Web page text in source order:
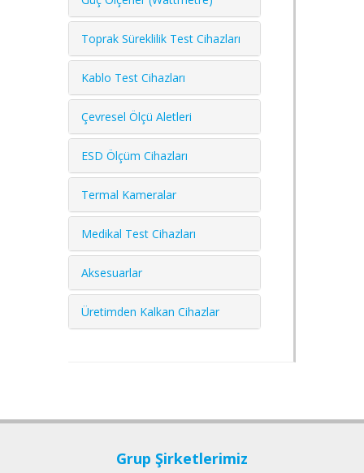
Toprak Süreklilik Test Cihazları
Kablo Test Cihazları
Çevresel Ölçü Aletleri
ESD Ölçüm Cihazları
Termal Kameralar
Medikal Test Cihazları
Aksesuarlar
Üretimden Kalkan Cihazlar
Grup Şirketlerimiz